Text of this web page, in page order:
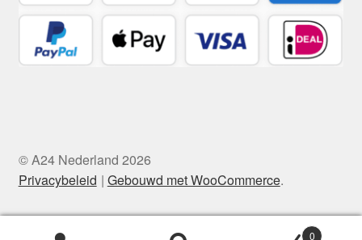
© A24 Nederland 2026
Privacybeleid
Gebouwd met WooCommerce.
0